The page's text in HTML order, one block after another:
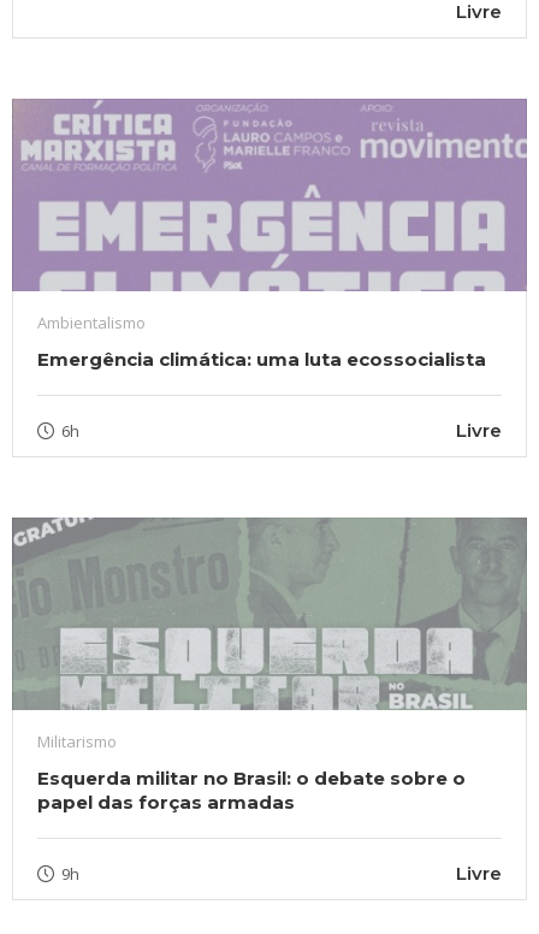
Livre
Ambientalismo
Emergência climática: uma luta ecossocialista
6h Livre
Militarismo
Esquerda militar no Brasil: o debate sobre o
papel das forças armadas
9h Livre